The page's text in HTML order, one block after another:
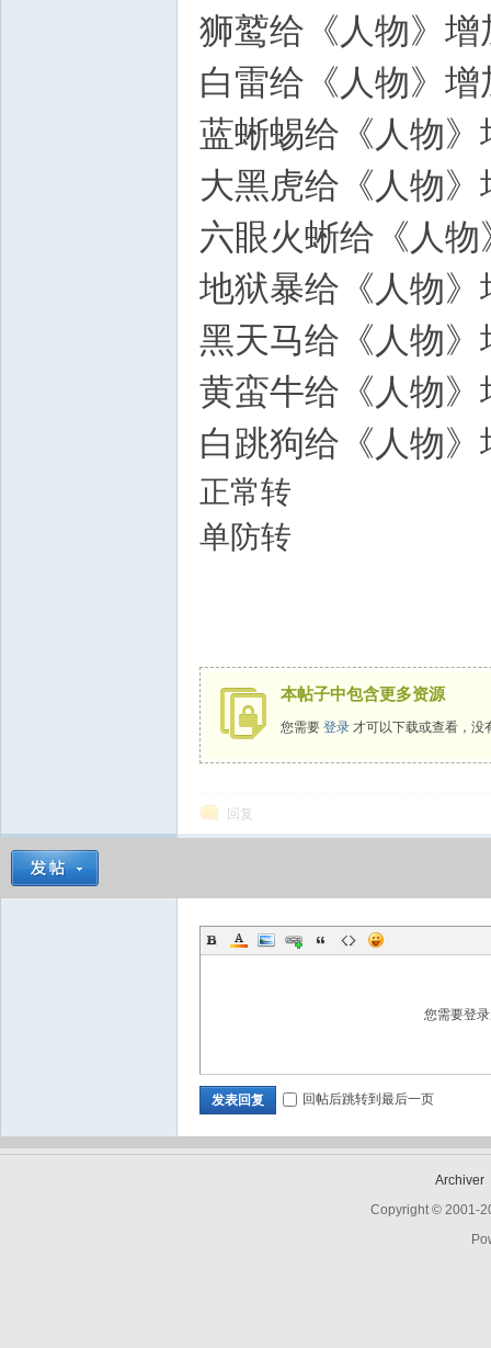
狮鹫给《人物》增
白雷给《人物》增
蓝蜥蜴给《人物》
大黑虎给《人物》
六眼火蜥给《人物
地狱暴给《人物》
黑天马给《人物》
黄蛮牛给《人物》
白跳狗给《人物》
正常转
单防转
本帖子中包含更多资源
您需要 登录 才可以下载或查看，没
回复
您需要登
发表回复 回帖后跳转到最后一页
Archiver
Copyright © 2001-